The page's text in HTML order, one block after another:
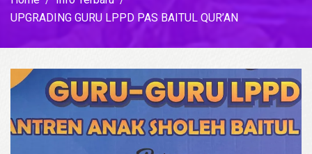
UPGRADING GURU LPPD PAS BAITUL QUR’AN